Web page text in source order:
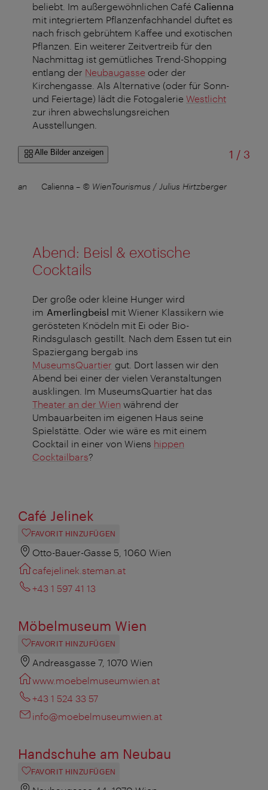
beliebt. Im außergewöhnlichen Café Calienna
mit integriertem Pflanzenfachhandel duftet es
nach frisch gebrühtem Kaffee und exotischen
Pflanzen. Ein weiterer Zeitvertreib für den
Nachmittag ist gemütliches Trend-Shopping
entlang der Neubaugasse oder der
Kirchengasse. Als Alternative (oder für Sonn-
und Feiertage) lädt die Fotogalerie Westlicht
zur ihren abwechslungsreichen
Ausstellungen.
Alle Bilder anzeigen 1 /von
3
Calienna– © WienTourismus / Julius Hirtzberger
Abend: Beisl & exotische
Cocktails
Der große oder kleine Hunger wird
im Amerlingbeisl mit Wiener Klassikern wie
gerösteten Knödeln mit Ei oder Bio-
Rindsgulasch gestillt. Nach dem Essen tut ein
Spaziergang bergab ins
MuseumsQuartier gut. Dort lassen wir den
Abend bei einer der vielen Veranstaltungen
ausklingen. Im MuseumsQuartier hat das
Theater an der Wien während der
Umbauarbeiten im eigenen Haus seine
Spielstätte. Oder wie wäre es mit einem
Cocktail in einer von Wiens hippen
Cocktailbars?
Café Jelinek
FAVORIT HINZUFÜGEN
Otto-Bauer-Gasse 5, 1060 Wien
cafejelinek.steman.at
+43 1 597 41 13
Möbelmuseum Wien
FAVORIT HINZUFÜGEN
Andreasgasse 7, 1070 Wien
www.moebelmuseumwien.at
+43 1 524 33 57
info@moebelmuseumwien.at
Handschuhe am Neubau
FAVORIT HINZUFÜGEN